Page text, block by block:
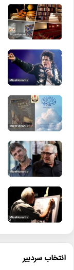
انتخاب سردبیر